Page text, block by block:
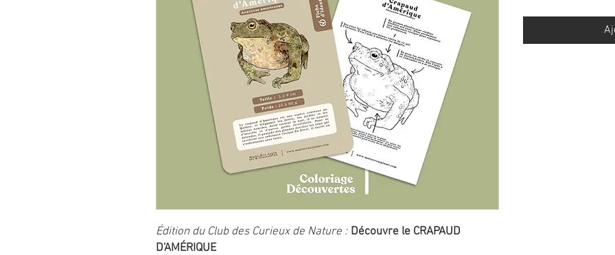
Édition du Club des Curieux de Nature : Découvre le CRAPAUD
D'AMÉRIQUE